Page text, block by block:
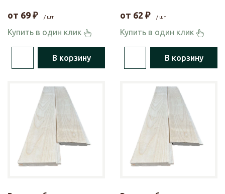
от 69 ₽ / шт
Купить в один клик
В корзину
от 62 ₽ / шт
Купить в один клик
В корзину